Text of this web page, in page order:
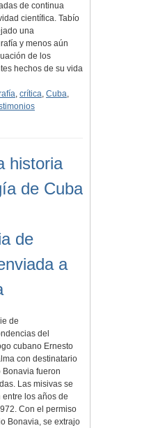
de continua
científica. Tabío
una
y menos aún
de los
hechos de su vida
, crítica, Cuba,
historia
de Cuba
de
a
de
del
cubano Ernesto
con destinatario
Bonavia fueron
Las misivas se
entre los años de
Con el permiso
Bonavia, se extrajo